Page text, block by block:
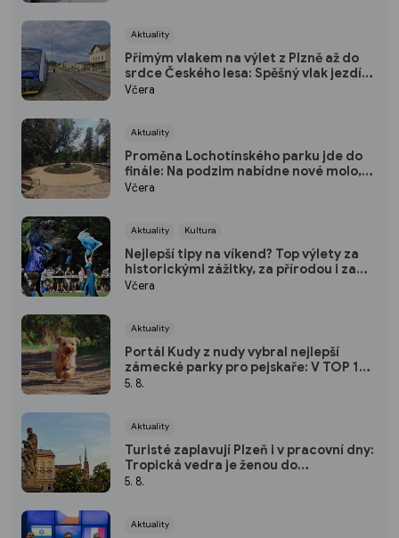
Aktuality
Přímým vlakem na výlet z Plzně až do
srdce Českého lesa: Spěšný vlak jezdí
každou sobotu až do října
Včera
Aktuality
Proměna Lochotínského parku jde do
finále: Na podzim nabídne nové molo,
cvičební prvky i vodopád
Včera
Aktuality Kultura
Nejlepší tipy na víkend? Top výlety za
historickými zážitky, za přírodou i za
kulturou
Včera
Aktuality
Portál Kudy z nudy vybral nejlepší
zámecké parky pro pejskaře: V TOP 10
nechybí ani jeden kousek od Plzně
5. 8.
Aktuality
Turisté zaplavují Plzeň i v pracovní dny:
Tropická vedra je ženou do
pivovarských sklepů a podzemí
5. 8.
Aktuality